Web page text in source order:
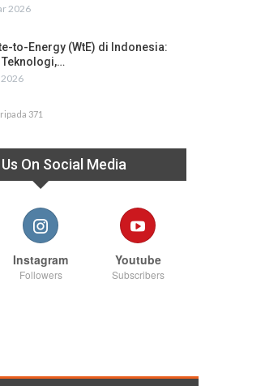
2026
to-Energy (WtE) di Indonesia:
Teknologi,…
2026
371
On Social Media
Instagram
Followers
Youtube
Subscribers